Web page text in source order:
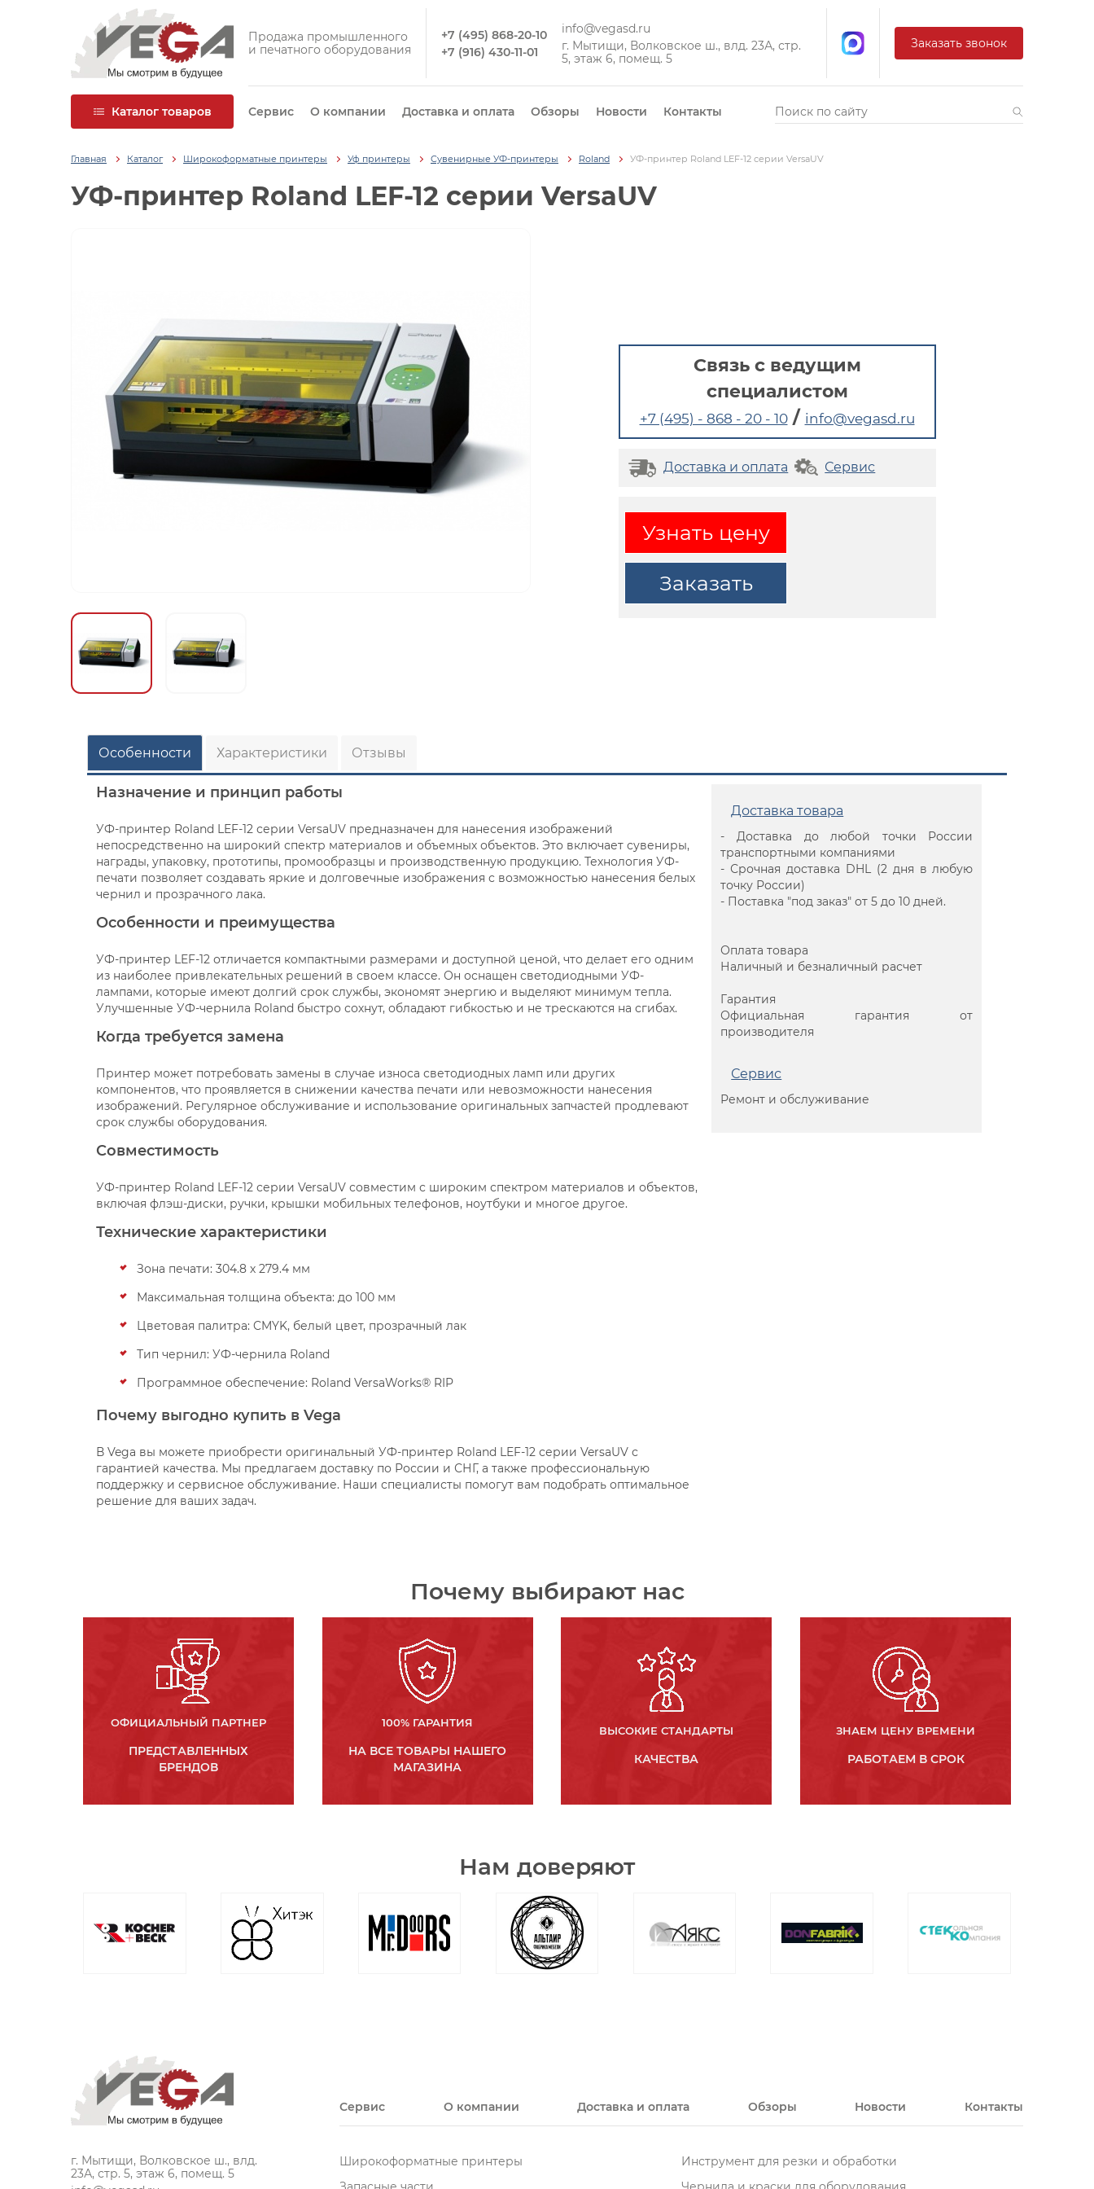
Продажа промышленного
и печатного оборудования
+7 (495) 868-20-10
+7 (916) 430-11-01
info@vegasd.ru
г. Мытищи, Волковское ш., влд. 23А, стр.
5, этаж 6, помещ. 5
Заказать звонок
Каталог товаров Сервис О компании Доставка и оплата Обзоры Новости Контакты
Главная Каталог Широкоформатные принтеры Уф принтеры Сувенирные УФ-принтеры Roland УФ-принтер Roland LEF-12 серии VersaUV
УФ-принтер Roland LEF-12 серии VersaUV
Связь с ведущим
специалистом
+7 (495) - 868 - 20 - 10/ info@vegasd.ru
Доставка и оплата Сервис
Узнать цену
Заказать
Особенности
Назначение и принцип работы
УФ-принтер Roland LEF-12 серии VersaUV предназначен для нанесения изображений
непосредственно на широкий спектр материалов и объемных объектов. Это включает сувениры,
награды, упаковку, прототипы, промообразцы и производственную продукцию. Технология УФ-
печати позволяет создавать яркие и долговечные изображения с возможностью нанесения белых
чернил и прозрачного лака.
Особенности и преимущества
УФ-принтер LEF-12 отличается компактными размерами и доступной ценой, что делает его одним
из наиболее привлекательных решений в своем классе. Он оснащен светодиодными УФ-
лампами, которые имеют долгий срок службы, экономят энергию и выделяют минимум тепла.
Улучшенные УФ-чернила Roland быстро сохнут, обладают гибкостью и не трескаются на сгибах.
Когда требуется замена
Принтер может потребовать замены в случае износа светодиодных ламп или других
компонентов, что проявляется в снижении качества печати или невозможности нанесения
изображений. Регулярное обслуживание и использование оригинальных запчастей продлевают
срок службы оборудования.
Совместимость
УФ-принтер Roland LEF-12 серии VersaUV совместим с широким спектром материалов и объектов,
включая флэш-диски, ручки, крышки мобильных телефонов, ноутбуки и многое другое.
Технические характеристики
Зона печати: 304.8 х 279.4 мм
Максимальная толщина объекта: до 100 мм
Цветовая палитра: CMYK, белый цвет, прозрачный лак
Тип чернил: УФ-чернила Roland
Программное обеспечение: Roland VersaWorks® RIP
Почему выгодно купить в Vega
В Vega вы можете приобрести оригинальный УФ-принтер Roland LEF-12 серии VersaUV с
гарантией качества. Мы предлагаем доставку по России и СНГ, а также профессиональную
поддержку и сервисное обслуживание. Наши специалисты помогут вам подобрать оптимальное
решение для ваших задач.
Доставка товара
- Доставка до любой точки России
транспортными компаниями
- Срочная доставка DHL (2 дня в любую
точку России)
- Поставка "под заказ" от 5 до 10 дней.
Оплата товара
Наличный и безналичный расчет
Гарантия
Официальная гарантия от
производителя
Сервис
Ремонт и обслуживание
Характеристики Отзывы
Почему выбирают нас
ОФИЦИАЛЬНЫЙ ПАРТНЕР
ПРЕДСТАВЛЕННЫХ
БРЕНДОВ
100% ГАРАНТИЯ
НА ВСЕ ТОВАРЫ НАШЕГО
МАГАЗИНА
ВЫСОКИЕ СТАНДАРТЫ
КАЧЕСТВА
ЗНАЕМ ЦЕНУ ВРЕМЕНИ
РАБОТАЕМ В СРОК
Нам доверяют
г. Мытищи, Волковское ш., влд.
23А, стр. 5, этаж 6, помещ. 5
Сервис О компании Доставка и оплата Обзоры Новости Контакты
Широкоформатные принтеры
Инструмент для резки и обработки